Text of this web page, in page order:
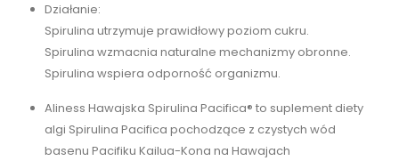
Działanie:
Spirulina utrzymuje prawidłowy poziom cukru.
Spirulina wzmacnia naturalne mechanizmy obronne.
Spirulina wspiera odporność organizmu.
Aliness Hawajska Spirulina Pacifica® to suplement diety
algi Spirulina Pacifica pochodzące z czystych wód
basenu Pacifiku Kailua-Kona na Hawajach